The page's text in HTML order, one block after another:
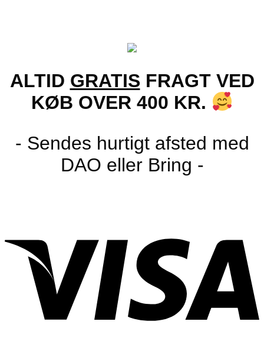
ALTID GRATIS FRAGT VED
KØB OVER 400 KR.
- Sendes hurtigt afsted med
DAO eller Bring -